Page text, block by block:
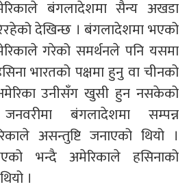
बंगलादेशमा सैन्य अखडा
देखिन्छ । बंगलादेशमा भएको
गरेको समर्थनले पनि यसमा
भारतको पक्षमा हुनु वा चीनको
उनीसँग खुसी हुन नसकेको
बंगलादेशमा सम्पन्न
असन्तुष्टि जनाएको थियो ।
भन्दै अमेरिकाले हसिनाको
।